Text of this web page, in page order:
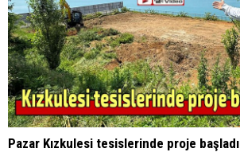
Pazar Kızkulesi tesislerinde proje başladı